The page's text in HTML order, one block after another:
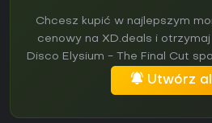
Chcesz kupić w najlepszym
cenowy na XD.deals i
Disco Elysium - The Final Cut
Utwórz